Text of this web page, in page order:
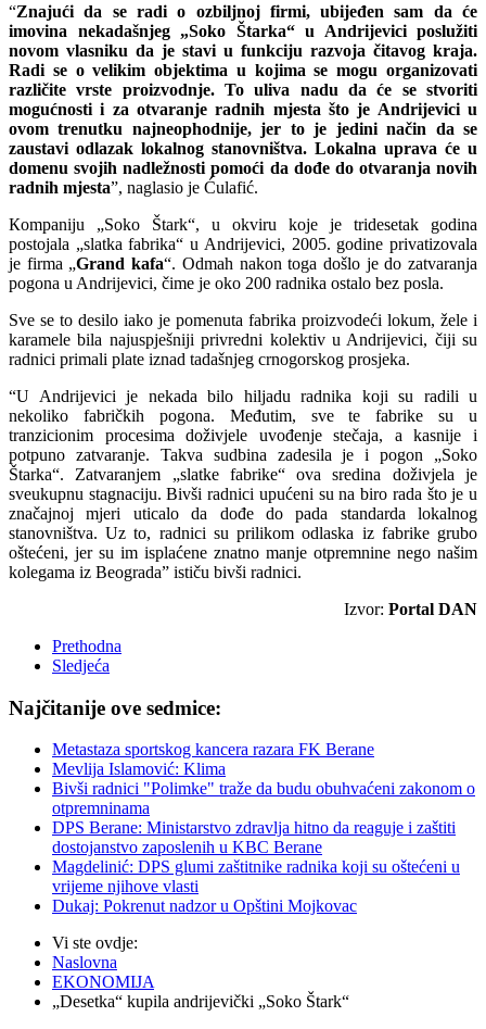
“Znajući da se radi o ozbiljnoj firmi, ubijeđen sam da će
imovina nekadašnjeg „Soko Štarka“ u Andrijevici poslužiti
novom vlasniku da je stavi u funkciju razvoja čitavog kraja.
Radi se o velikim objektima u kojima se mogu organizovati
različite vrste proizvodnje. To uliva nadu da će se stvoriti
mogućnosti i za otvaranje radnih mjesta što je Andrijevici u
ovom trenutku najneophodnije, jer to je jedini način da se
zaustavi odlazak lokalnog stanovništva. Lokalna uprava će u
domenu svojih nadležnosti pomoći da dođe do otvaranja novih
radnih mjesta”, naglasio je Ćulafić.
Кompaniju „Soko Štark“, u okviru koje je tridesetak godina
postojala „slatka fabrika“ u Andrijevici, 2005. godine privatizovala
je firma „Grand kafa“. Odmah nakon toga došlo je do zatvaranja
pogona u Andrijevici, čime je oko 200 radnika ostalo bez posla.
Sve se to desilo iako je pomenuta fabrika proizvodeći lokum, žele i
karamele bila najuspješniji privredni kolektiv u Andrijevici, čiji su
radnici primali plate iznad tadašnjeg crnogorskog prosjeka.
“U Andrijevici je nekada bilo hiljadu radnika koji su radili u
nekoliko fabričkih pogona. Međutim, sve te fabrike su u
tranzicionim procesima doživjele uvođenje stečaja, a kasnije i
potpuno zatvaranje. Takva sudbina zadesila je i pogon „Soko
Štarka“. Zatvaranjem „slatke fabrike“ ova sredina doživjela je
sveukupnu stagnaciju. Bivši radnici upućeni su na biro rada što je u
značajnoj mjeri uticalo da dođe do pada standarda lokalnog
stanovništva. Uz to, radnici su prilikom odlaska iz fabrike grubo
oštećeni, jer su im isplaćene znatno manje otpremnine nego našim
kolegama iz Beograda” ističu bivši radnici.
Izvor: Portal DAN
Prethodna
Sledjeća
Najčitanije ove sedmice:
Metastaza sportskog kancera razara FK Berane
Mevlija Islamović: Klima
Bivši radnici "Polimke" traže da budu obuhvaćeni zakonom o
otpremninama
DPS Berane: Ministarstvo zdravlja hitno da reaguje i zaštiti
dostojanstvo zaposlenih u KBC Berane
Magdelinić: DPS glumi zaštitnike radnika koji su oštećeni u
vrijeme njihove vlasti
Dukaj: Pokrenut nadzor u Opštini Mojkovac
Vi ste ovdje:
Naslovna
EKONOMIJA
„Desetka“ kupila andrijevički „Soko Štark“